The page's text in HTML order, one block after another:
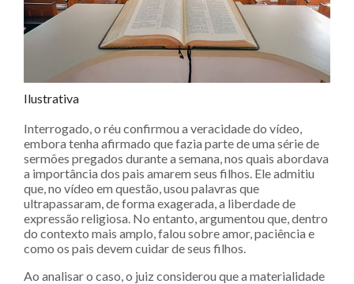
Ilustrativa
Interrogado, o réu confirmou a veracidade do vídeo,
embora tenha afirmado que fazia parte de uma série de
sermões pregados durante a semana, nos quais abordava
a importância dos pais amarem seus filhos. Ele admitiu
que, no vídeo em questão, usou palavras que
ultrapassaram, de forma exagerada, a liberdade de
expressão religiosa. No entanto, argumentou que, dentro
do contexto mais amplo, falou sobre amor, paciência e
como os pais devem cuidar de seus filhos.
Ao analisar o caso, o juiz considerou que a materialidade